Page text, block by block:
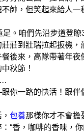
帥，但笑起來給人
咱們先沿步道登瞭
莊到壯瑞拉起扳機
後來，高隊帶著年
秋節！
一路的快活！跟伴
包養那樣你才不會
香，咖啡的香味，你